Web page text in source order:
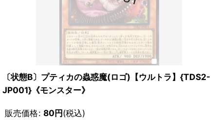
〔状態B〕プティカの蟲惑魔(ロゴ)【ウルトラ】{TDS2-
JP001}《モンスター》
販売価格: 80円(税込)